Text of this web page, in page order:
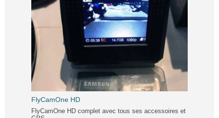
FlyCamOne HD
FlyCamOne HD complet avec tous ses accessoires et